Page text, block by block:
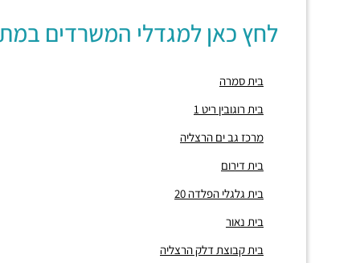
לחץ כאן למגדלי המשרדים
בית סמרה
בית רוגובין ריט 1
מרכז גב ים הרצליה
בית דירום
בית גלגלי הפלדה 20
בית נאור
בית קבוצת דלק הרצליה